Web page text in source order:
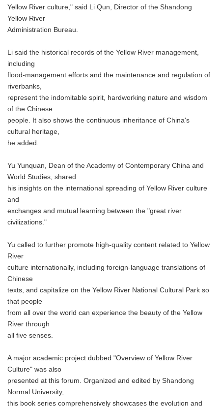
Yellow River culture," said Li Qun, Director of the Shandong
Yellow River
Administration Bureau.
Li said the historical records of the Yellow River management,
including
flood-management efforts and the maintenance and regulation of
riverbanks,
represent the indomitable spirit, hardworking nature and wisdom
of the Chinese
people. It also shows the continuous inheritance of China's
cultural heritage,
he added.
Yu Yunquan, Dean of the Academy of Contemporary China and
World Studies, shared
his insights on the international spreading of Yellow River culture
and
exchanges and mutual learning between the "great river
civilizations."
Yu called to further promote high-quality content related to Yellow
River
culture internationally, including foreign-language translations of
Chinese
texts, and capitalize on the Yellow River National Cultural Park so
that people
from all over the world can experience the beauty of the Yellow
River through
all five senses.
A major academic project dubbed "Overview of Yellow River
Culture" was also
presented at this forum. Organized and edited by Shandong
Normal University,
this book series comprehensively showcases the evolution and